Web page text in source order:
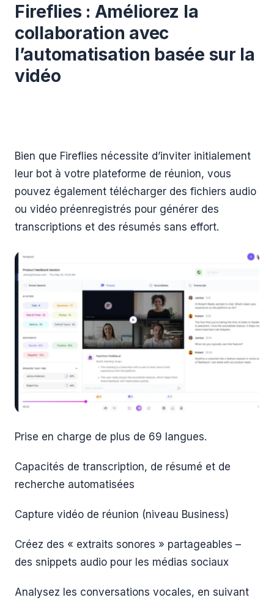
Fireflies : Améliorez la
collaboration avec
l’automatisation basée sur la
vidéo
Bien que Fireflies nécessite d’inviter initialement
leur bot à votre plateforme de réunion, vous
pouvez également télécharger des fichiers audio
ou vidéo préenregistrés pour générer des
transcriptions et des résumés sans effort.
Prise en charge de plus de 69 langues.
Capacités de transcription, de résumé et de
recherche automatisées
Capture vidéo de réunion (niveau Business)
Créez des « extraits sonores » partageables –
des snippets audio pour les médias sociaux
Analysez les conversations vocales, en suivant